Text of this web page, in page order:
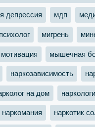
депрессия мдп
мигрень
мотивация мышечная
наркозависимость
на дом
наркомания наркотик